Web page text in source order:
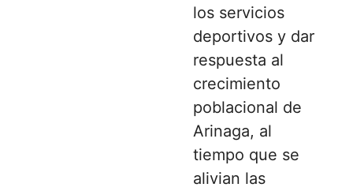
los servicios
deportivos y dar
respuesta al
crecimiento
poblacional de
Arinaga, al
tiempo que se
alivian las